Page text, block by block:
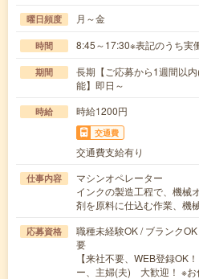
曜日頻度 月～金
時間 8:45～17:30※表記のうち実
期間
長期【ご応募から1週間以
能】即日～
時給 時給1200円
交通費
交通費支給有り
仕事内容
マシンオペレーター
インクの製造工程で、機械
剤を原料に仕込む作業、機
応募資格
職種未経験OK / ブランク
要
【来社不要、WEB登録OK
ー、主婦(夫) 大歓迎！ ※